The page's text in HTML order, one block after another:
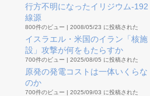
行方不明になったイリジウム-192
線源
800件のビュー | 2008/05/23 に投稿された
イスラエル・米国のイラン「核施
設」攻撃が何をもたらすか
700件のビュー | 2025/08/05 に投稿された
原発の発電コストは一体いくらな
のか
700件のビュー | 2025/09/03 に投稿された